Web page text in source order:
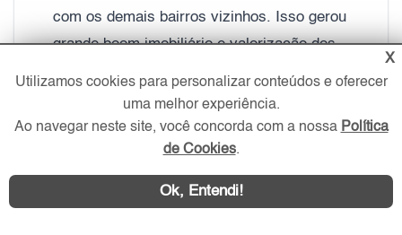
com os demais bairros vizinhos. Isso gerou
grande boom imobiliário e valorização dos
O tráfego intenso de veículos e pessoas e a
migração das antigas indústrias para outras
passasse a investir mais na Vila Olímpia,
X
Utilizamos cookies para personalizar conteúdos e oferecer
uma melhor experiência.
Ao navegar neste site, você concorda com a nossa Política
de Cookies.
Ok, Entendi!